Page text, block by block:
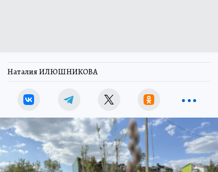
Наталия ИЛЮШНИКОВА